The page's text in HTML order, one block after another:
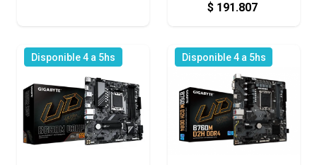
$ 191.807
Disponible 4 a 5hs Disponible 4 a 5hs